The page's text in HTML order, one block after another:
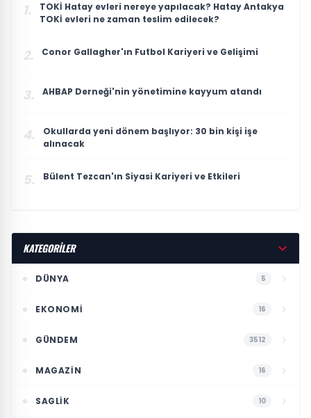
1.
TOKİ Hatay evleri nereye yapılacak? Hatay Antakya
TOKİ evleri ne zaman teslim edilecek?
2. Conor Gallagher'ın Futbol Kariyeri ve Gelişimi
3. AHBAP Derneği'nin yönetimine kayyum atandı
4.
Okullarda yeni dönem başlıyor: 30 bin kişi işe
alınacak
5. Bülent Tezcan'ın Siyasi Kariyeri ve Etkileri
KATEGORİLER
DÜNYA 5
EKONOMI 16
GÜNDEM 3512
MAGAZIN 16
SAGLIK 10